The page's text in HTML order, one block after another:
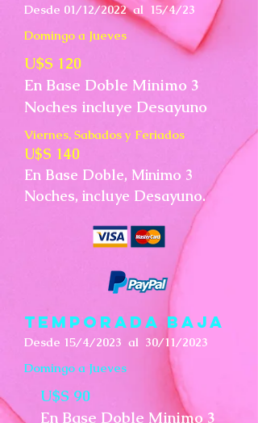
Desde 01/12/2022 al 15/4/23
Domingo a Jueves
U$S 120
En Base Doble Minimo 3
Noches incluye Desayuno
Viernes, Sabados y Feriados
U$S 140
En Base Doble, Minimo 3
Noches, incluye Desayuno.
TEMPORADA BAJA
Desde 15/4/2023 al 30/11/2023
Domingo a Jueves
U$S 90
En Base Doble Minimo 3